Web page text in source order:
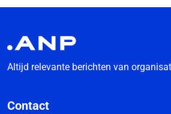
Altijd relevante berichten van
Contact